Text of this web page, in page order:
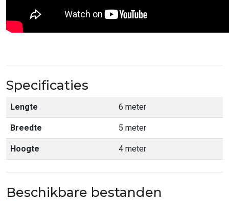
Specificaties
Lengte 6 meter
Breedte 5 meter
Hoogte 4 meter
Beschikbare bestanden